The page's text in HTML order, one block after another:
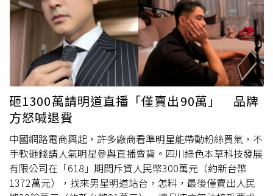
砸1300萬請明道直播「僅賣出90萬」 品牌
方怒喊退費
中國網路電商興起，許多廠商看準明星能帶動粉絲買氣，不
手軟砸錢請人氣明星參與直播賣貨。四川綠色本草科技發展
有限公司在「618」期間斥資人民幣300萬元（約新台幣
1372萬元），找來男星明道站台，怎料，最後僅賣出人民